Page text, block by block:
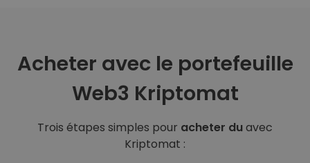
Acheter avec le portefeuille
Web3 Kriptomat
Trois étapes simples pour acheter duavec
Kriptomat :